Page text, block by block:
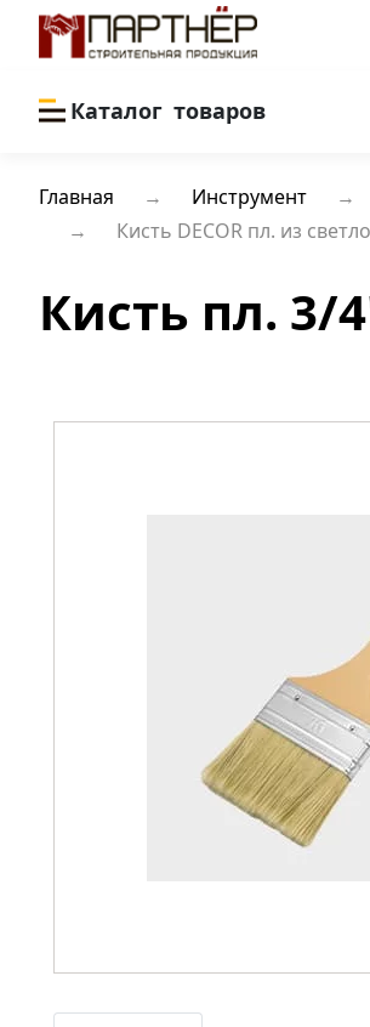
Каталог товаров
Главная Инструмент
Кисть DECOR пл. из
Кисть пл.